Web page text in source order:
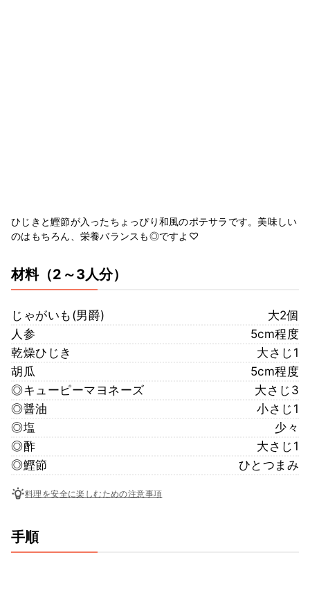
ひじきと鰹節が入ったちょっぴり和風のポテサラです。美味しい
のはもちろん、栄養バランスも◎ですよ♡
材料（2～3人分）
じゃがいも(男爵)
大2個
人参
5cm程度
乾燥ひじき
大さじ1
胡瓜
5cm程度
◎キューピーマヨネーズ
大さじ3
◎醤油
小さじ1
◎塩
少々
◎酢
大さじ1
◎鰹節
ひとつまみ
料理を安全に楽しむための注意事項
手順